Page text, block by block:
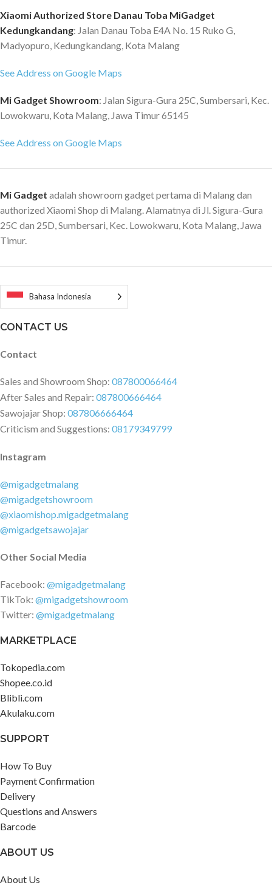
Xiaomi Authorized Store Danau Toba MiGadget
Kedungkandang: Jalan Danau Toba E4A No. 15 Ruko G,
Madyopuro, Kedungkandang, Kota Malang
See Address on Google Maps
Mi Gadget Showroom: Jalan Sigura-Gura 25C, Sumbersari, Kec.
Lowokwaru, Kota Malang, Jawa Timur 65145
See Address on Google Maps
Mi Gadget adalah showroom gadget pertama di Malang dan
authorized Xiaomi Shop di Malang. Alamatnya di Jl. Sigura-Gura
25C dan 25D, Sumbersari, Kec. Lowokwaru, Kota Malang, Jawa
Timur.
Bahasa Indonesia
CONTACT US
Contact
Sales and Showroom Shop: 087800066464
After Sales and Repair: 087800666464
Sawojajar Shop: 087806666464
Criticism and Suggestions: 08179349799
Instagram
@migadgetmalang
@migadgetshowroom
@xiaomishop.migadgetmalang
@migadgetsawojajar
Other Social Media
Facebook: @migadgetmalang
TikTok: @migadgetshowroom
Twitter: @migadgetmalang
MARKETPLACE
Tokopedia.com
Shopee.co.id
Blibli.com
Akulaku.com
SUPPORT
How To Buy
Payment Confirmation
Delivery
Questions and Answers
Barcode
ABOUT US
About Us